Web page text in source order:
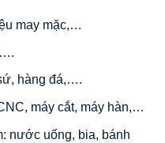
may mặc,…
hàng đá,….
máy cắt, máy hàn,…
nước uống, bia, bánh